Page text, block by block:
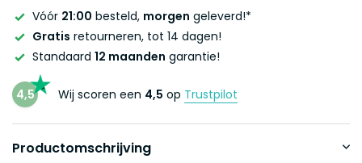
Vóór 21:00 besteld, morgen geleverd!*
Gratis retourneren, tot 14 dagen!
Standaard 12 maanden garantie!
4,5 Wij scoren een 4,5 op Trustpilot
Productomschrijving